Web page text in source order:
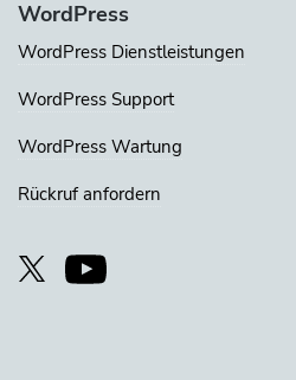
WordPress
WordPress Dienstleistungen
WordPress Support
WordPress Wartung
Rückruf anfordern